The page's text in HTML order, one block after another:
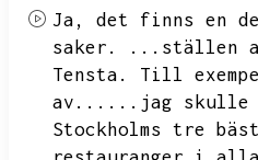
Ja,
det finns en
saker.
...ställen
Tensta.
Till
av......jag skulle
Stockholms tre